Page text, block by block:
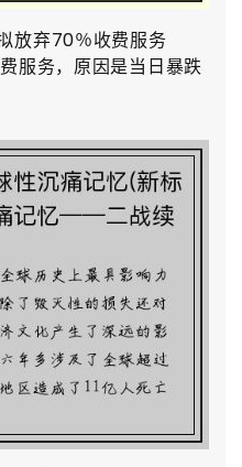
放弃70％收费服务
服务，原因是当日暴跌